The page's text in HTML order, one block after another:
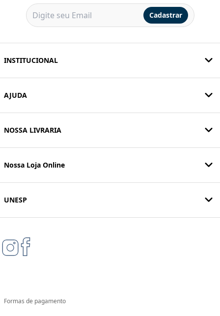
Cadastrar
INSTITUCIONAL
AJUDA
NOSSA LIVRARIA
Nossa Loja Online
UNESP
Formas de pagamento